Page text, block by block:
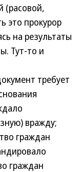
(расовой,
это прокурор
на результаты
Тут-то и
требует
вражду;
граждан
граждан